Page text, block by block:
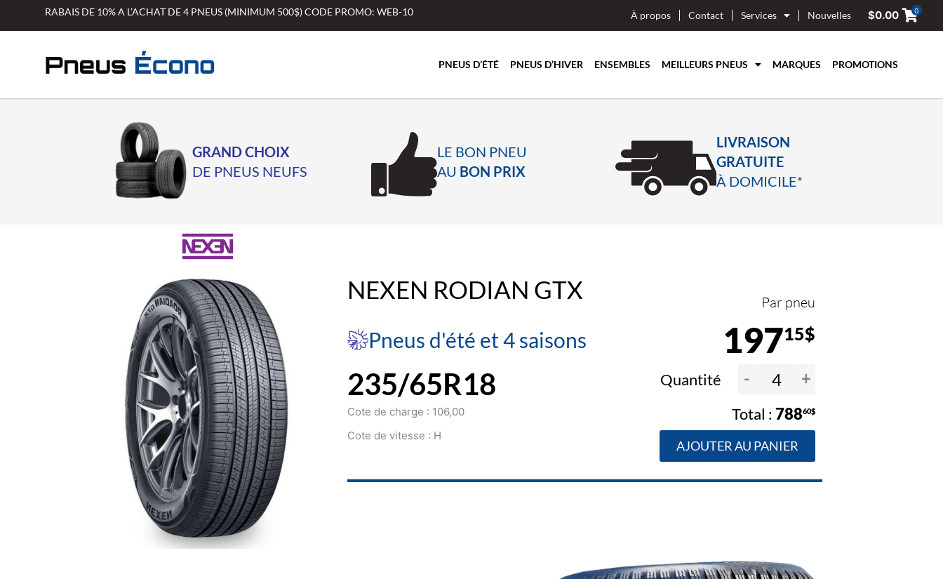
RABAIS DE 10% A L’ACHAT DE 4 PNEUS (MINIMUM 500$) CODE PROMO: WEB-10 À propos Contact Services Nouvelles $0.00 0
PNEUS D’ÉTÉ PNEUS D’HIVER ENSEMBLES MEILLEURS PNEUS MARQUES PROMOTIONS
GRAND CHOIX
DE PNEUS NEUFS
LE BON PNEU
AU BON PRIX
LIVRAISON
GRATUITE
À DOMICILE*
NEXEN RODIAN GTX
Pneus d'été et 4 saisons
Par pneu
19715$
235/65R18
Cote de charge : 106,00
Cote de vitesse : H
Quantité - +
78860$
AJOUTER AU PANIER